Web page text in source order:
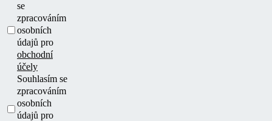
se
zpracováním
osobních
údajů pro
obchodní
účely
Souhlasím se
zpracováním
osobních
údajů pro